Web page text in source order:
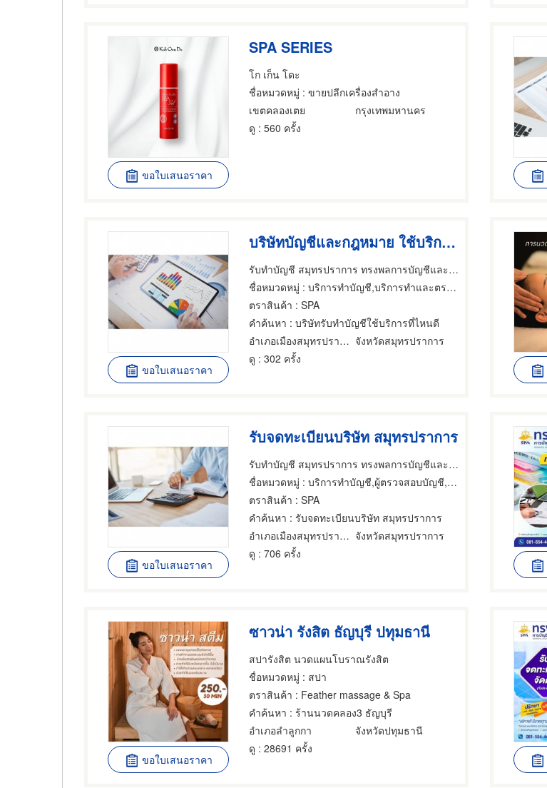
ขอใบเสนอราคา
SPA SERIES
โก เก็น โดะ
ชื่อหมวดหมู่ : ขายปลีกเครื่องสำอาง
เขตคลองเตย
กรุงเทพมหานคร
ดู : 560 ครั้ง
ขอใบเสนอราคา
บริษัทบัญชีและกฎหมาย ใช้บริการที่ไหนดี
รับทำบัญชี สมุทรปราการ ทรงพลการบัญชีและกฎหมาย
ชื่อหมวดหมู่ : บริการทำบัญชี,บริการทำและตรวจสอบบัญชี,บัญชี ผู้ตรวจสอบ
ตราสินค้า : SPA
คำค้นหา : บริษัทรับทำบัญชีใช้บริการที่ไหนดี
อำเภอเมืองสมุทรปราการ จังหวัดสมุทรปราการ
ดู : 302 ครั้ง
ขอใบเสนอราคา
รับจดทะเบียนบริษัท สมุทรปราการ
รับทำบัญชี สมุทรปราการ ทรงพลการบัญชีและกฎหมาย
ชื่อหมวดหมู่ : บริการทำบัญชี,ผู้ตรวจสอบบัญชี,บริการทำและตรวจสอบบัญชี
ตราสินค้า : SPA
คำค้นหา : รับจดทะเบียนบริษัท สมุทรปราการ
อำเภอเมืองสมุทรปราการ จังหวัดสมุทรปราการ
ดู : 706 ครั้ง
ขอใบเสนอราคา
ซาวน่า รังสิต ธัญบุรี ปทุมธานี
สปารังสิต นวดแผนโบราณรังสิต
ชื่อหมวดหมู่ : สปา
ตราสินค้า : Feather massage & Spa
คำค้นหา : ร้านนวดคลอง3 ธัญบุรี
อำเภอลำลูกกา
จังหวัดปทุมธานี
ดู : 28691 ครั้ง